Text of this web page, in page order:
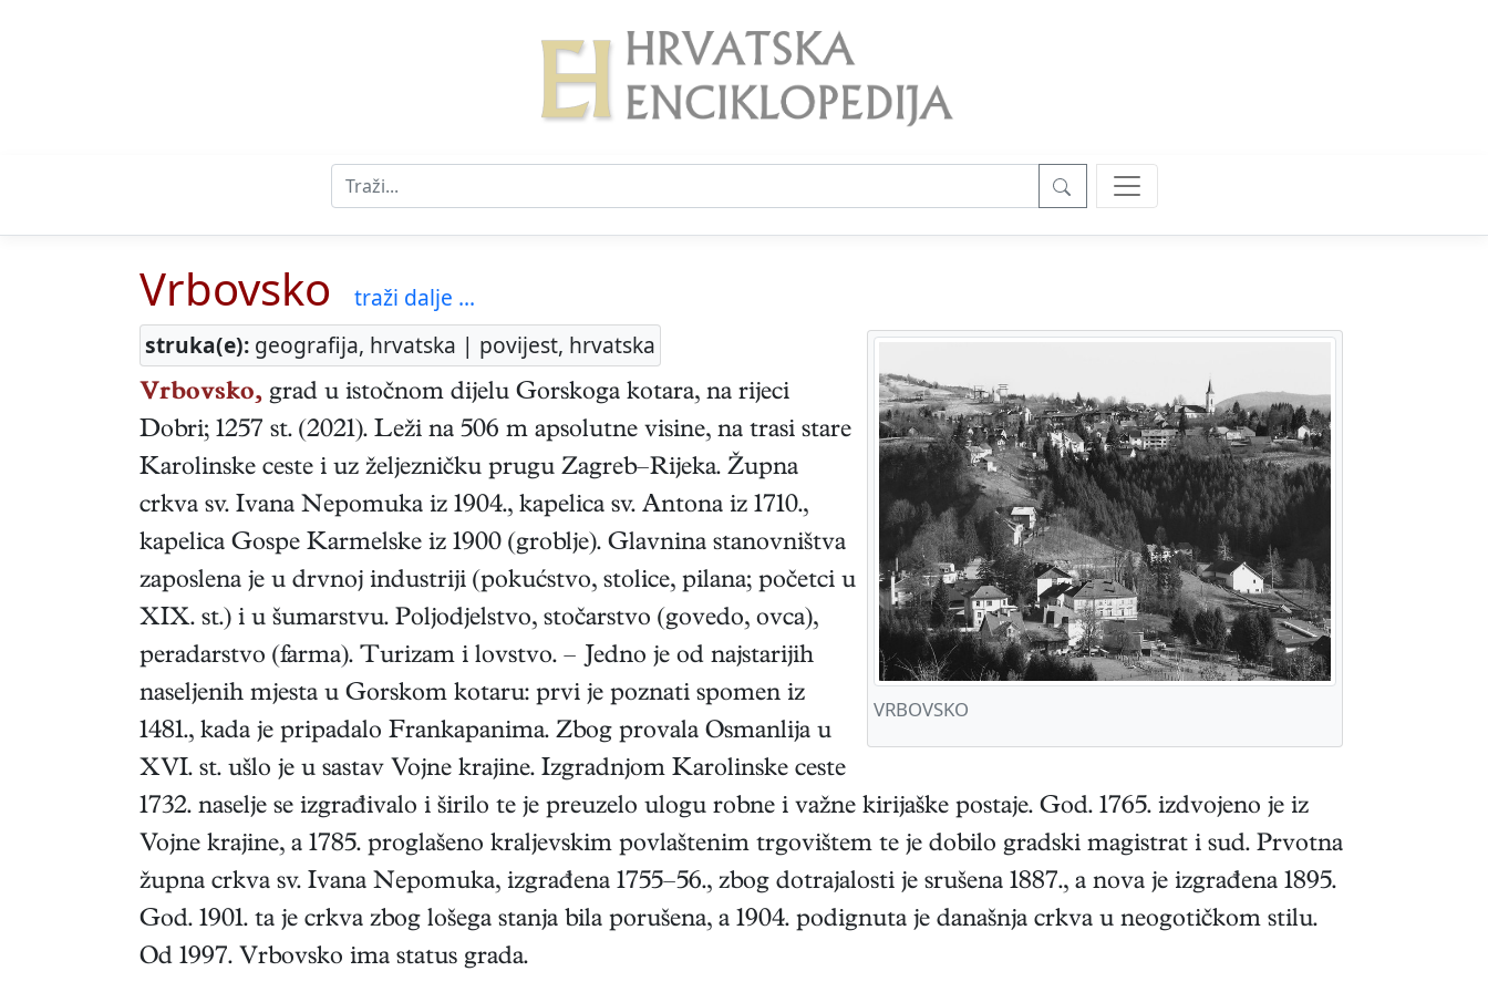
Vrbovsko
traži dalje ...
struka(e): geografija, hrvatska | povijest, hrvatska
VRBOVSKO
Vrbovsko, grad u istočnom dijelu Gorskoga kotara, na rijeci
Dobri; 1257 st. (2021). Leži na 506 m apsolutne visine, na trasi stare
Karolinske ceste i uz željezničku prugu Zagreb–Rijeka. Župna
crkva sv. Ivana Nepomuka iz 1904., kapelica sv. Antona iz 1710.,
kapelica Gospe Karmelske iz 1900 (groblje). Glavnina stanovništva
zaposlena je u drvnoj industriji (pokućstvo, stolice, pilana; početci u
XIX. st.) i u šumarstvu. Poljodjelstvo, stočarstvo (govedo, ovca),
peradarstvo (farma). Turizam i lovstvo. – Jedno je od najstarijih
naseljenih mjesta u Gorskom kotaru: prvi je poznati spomen iz
1481., kada je pripadalo Frankapanima. Zbog provala Osmanlija u
XVI. st. ušlo je u sastav Vojne krajine. Izgradnjom Karolinske ceste
1732. naselje se izgrađivalo i širilo te je preuzelo ulogu robne i važne kirijaške postaje. God. 1765. izdvojeno je iz
Vojne krajine, a 1785. proglašeno kraljevskim povlaštenim trgovištem te je dobilo gradski magistrat i sud. Prvotna
župna crkva sv. Ivana Nepomuka, izgrađena 1755–56., zbog dotrajalosti je srušena 1887., a nova je izgrađena 1895.
God. 1901. ta je crkva zbog lošega stanja bila porušena, a 1904. podignuta je današnja crkva u neogotičkom stilu.
Od 1997. Vrbovsko ima status grada.